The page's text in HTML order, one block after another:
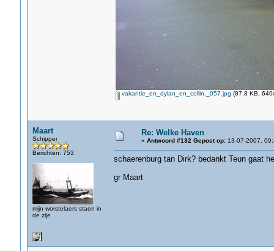
vakantie_en_dylan_en_collin._057.jpg (87.8 KB,
Maart
Schipper
Berichten: 753
mijn worstelaers staen in
de zije
Re: Welke Haven
« Antwoord #132 Gepost op:13-07-2007,
schaerenburg tan Dirk? bedankt Teun gaat
gr Maart